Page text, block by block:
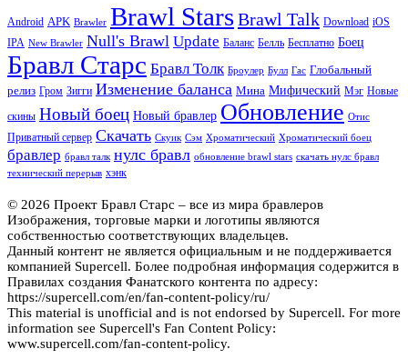
Android APK Brawler Brawl StarsBrawl Talk Download iOS
IPA New Brawler Null's Brawl Update Баланс Белль Бесплатно Боец
Бравл Старс Бравл Толк Броулер Булл Гас Глобальный
релиз Гром Зигги Изменение баланса Мина Мифический Мэг Новые
скины Новый боец Новый бравлер Обновление Отис
Приватный сервер Скачать Скуик Сэм Хроматический Хроматический боец
бравлер бравл талк нулс бравл обновление brawl stars скачать нулс бравл
технический перерыв хэнк
© 2026 Проект Бравл Старс – все из мира бравлеров
Изображения, торговые марки и логотипы являются
собственностью соответствующих владельцев.
Данный контент не является официальным и не поддерживается
компанией Supercell. Более подробная информация содержится в
Правилах создания Фанатского контента по адресу:
https://supercell.com/en/fan-content-policy/ru/
This material is unofficial and is not endorsed by Supercell. For more
information see Supercell's Fan Content Policy:
www.supercell.com/fan-content-policy.